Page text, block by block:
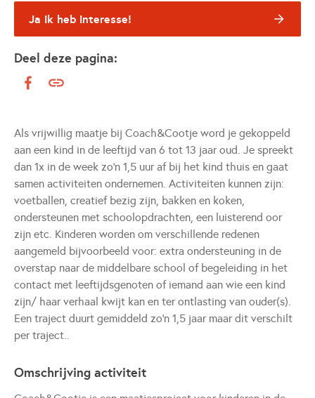
Ja ik heb interesse!
Deel deze pagina:
Als vrijwillig maatje bij Coach&Cootje word je gekoppeld
aan een kind in de leeftijd van 6 tot 13 jaar oud. Je spreekt
dan 1x in de week zo'n 1,5 uur af bij het kind thuis en gaat
samen activiteiten ondernemen. Activiteiten kunnen zijn:
voetballen, creatief bezig zijn, bakken en koken,
ondersteunen met schoolopdrachten, een luisterend oor
zijn etc. Kinderen worden om verschillende redenen
aangemeld bijvoorbeeld voor: extra ondersteuning in de
overstap naar de middelbare school of begeleiding in het
contact met leeftijdsgenoten of iemand aan wie een kind
zijn/ haar verhaal kwijt kan en ter ontlasting van ouder(s).
Een traject duurt gemiddeld zo'n 1,5 jaar maar dit verschilt
per traject..
Omschrijving activiteit